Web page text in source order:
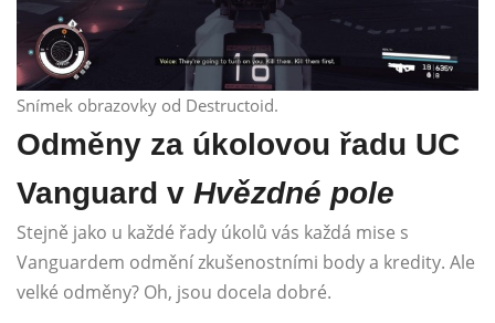
Snímek obrazovky od Destructoid.
Odměny za úkolovou řadu UC
Vanguard v Hvězdné pole
Stejně jako u každé řady úkolů vás každá mise s
Vanguardem odmění zkušenostními body a kredity. Ale
velké odměny? Oh, jsou docela dobré.